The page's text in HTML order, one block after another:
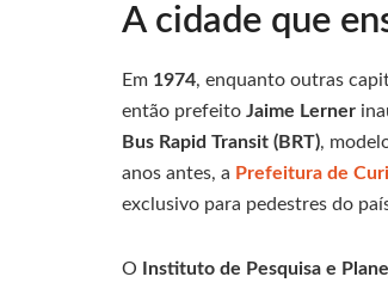
A cidade que
Em 1974, enquanto outras
então prefeito Jaime Lerner
Bus Rapid Transit (BRT),
anos antes, a Prefeitura de
exclusivo para pedestres do
O Instituto de Pesquisa e